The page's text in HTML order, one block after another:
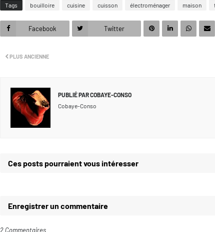
Tags bouilloire cuisine cuisson électroménager maison
Facebook Twitter
PLUS ANCIENNE
PUBLIÉ PARCOBAYE-CONSO
Cobaye-Conso
Ces posts pourraient vous intéresser
Enregistrer un commentaire
2 Commentaires